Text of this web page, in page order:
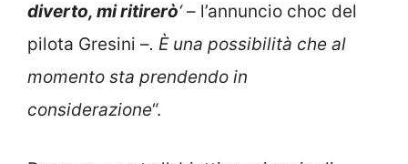
diverto, mi ritirerò‘– l’annuncio choc del
pilota Gresini –. È una possibilità che al
momento sta prendendo in
considerazione“.